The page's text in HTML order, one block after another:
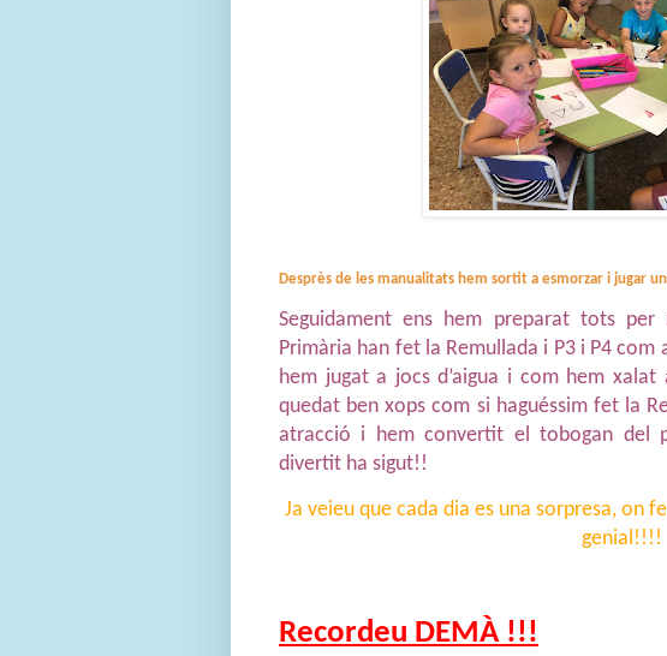
Desprès de les manualitats hem sortit a esmorzar i jugar
Seguidament ens hem preparat tots
Primària han fet la Remullada i P3 i P4
hem jugat a jocs d’aigua i com hem
quedat ben xops com si haguéssim fet la
atracció i hem convertit el tobogan del
divertit ha sigut!!
Ja veieu que cada dia es una sorpresa, on
genial!!!!
Recordeu DEMÀ !!!